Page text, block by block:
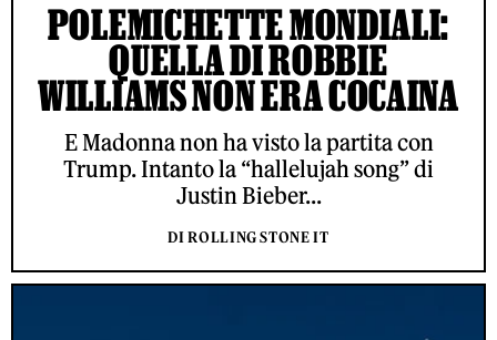
POLEMICHETTE MONDIALI:
QUELLA DI ROBBIE
WILLIAMS NON ERA COCAINA
E Madonna non ha visto la partita con
Trump. Intanto la “hallelujah song” di
Justin Bieber...
DI ROLLING STONE IT